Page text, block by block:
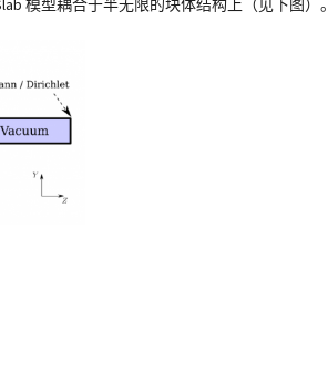
模型耦合于半无限的块体结构上（见下图）。